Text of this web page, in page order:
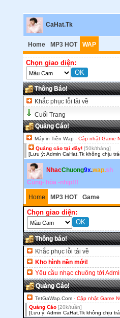
CaHat.Tk
Home MP3 HOT WAP
Chọn giao diện:
Thông Báo!
Khắc phục lỗi tải về
Cuối Trang
Quảng Cáo!
Máy in Tiền Wap - Cập nhật Game
Quảng cáo tại đây! [50k/tháng]
[Lưu ý: Admin CaHat.Tk không chịu
NhacChuong9x.wap.sh
Cùng- hòa -nhịp!!!
Home MP3 HOT Game
Chọn giao diện:
Thông báo!
Khắc phục lỗi tải về
Kho hình nền mới!
Yêu cầu nhạc chuông tới
Quảng Cáo!
TetGaWap.Com - Cập nhật Game
Quảng Cáo [20k/tuần]
[Lưu ý: Admin CaHat.Tk không chịu